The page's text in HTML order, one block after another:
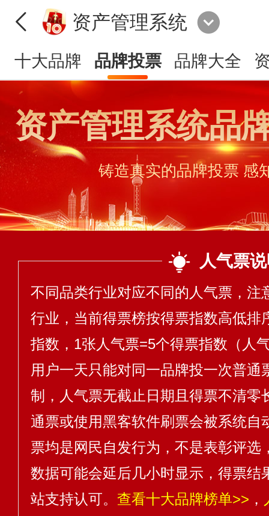
资产管理系统
十大品牌 品牌投票 品牌大全
资产管理系统品
铸造真实的品牌投票 感
人气票
不同品类行业对应不同的人气票，注
行业，当前得票榜按得票指数高低排
指数，1张人气票=5个得票指数（人
用户一天只能对同一品牌投一次普通
制，人气票无截止日期且得票不清零
通票或使用黑客软件刷票会被系统自
票均是网民自发行为，不是表彰评选
数据可能会延后几小时显示，得票结
站支持认可。 查看十大品牌榜单>> ，